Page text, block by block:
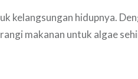
kelangsungan hidupnya.
makanan untuk algae